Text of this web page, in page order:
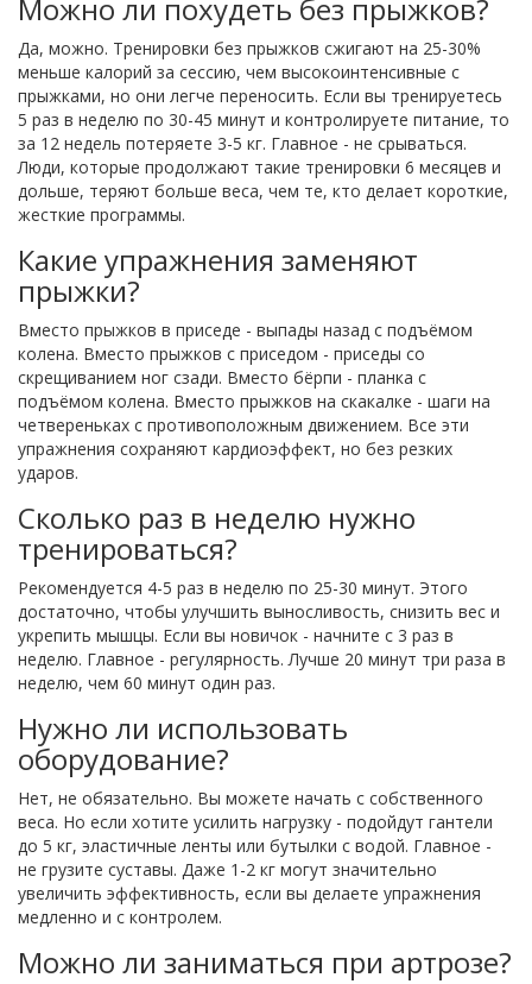
Можно ли похудеть без прыжков?
Да, можно. Тренировки без прыжков сжигают на 25-30%
меньше калорий за сессию, чем высокоинтенсивные с
прыжками, но они легче переносить. Если вы тренируетесь
5 раз в неделю по 30-45 минут и контролируете питание, то
за 12 недель потеряете 3-5 кг. Главное - не срываться.
Люди, которые продолжают такие тренировки 6 месяцев и
дольше, теряют больше веса, чем те, кто делает короткие,
жесткие программы.
Какие упражнения заменяют
прыжки?
Вместо прыжков в приседе - выпады назад с подъёмом
колена. Вместо прыжков с приседом - приседы со
скрещиванием ног сзади. Вместо бёрпи - планка с
подъёмом колена. Вместо прыжков на скакалке - шаги на
четвереньках с противоположным движением. Все эти
упражнения сохраняют кардиоэффект, но без резких
ударов.
Сколько раз в неделю нужно
тренироваться?
Рекомендуется 4-5 раз в неделю по 25-30 минут. Этого
достаточно, чтобы улучшить выносливость, снизить вес и
укрепить мышцы. Если вы новичок - начните с 3 раз в
неделю. Главное - регулярность. Лучше 20 минут три раза в
неделю, чем 60 минут один раз.
Нужно ли использовать
оборудование?
Нет, не обязательно. Вы можете начать с собственного
веса. Но если хотите усилить нагрузку - подойдут гантели
до 5 кг, эластичные ленты или бутылки с водой. Главное -
не грузите суставы. Даже 1-2 кг могут значительно
увеличить эффективность, если вы делаете упражнения
медленно и с контролем.
Можно ли заниматься при артрозе?